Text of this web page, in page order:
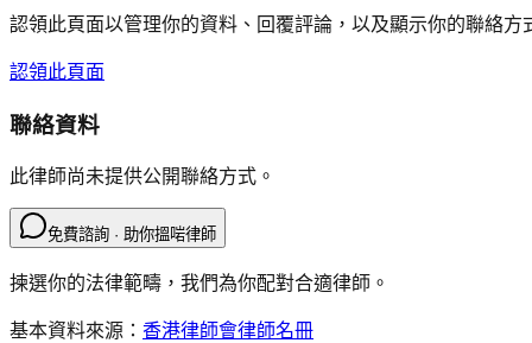
認領此頁面以管理你的資料、回覆評論，以及顯示你的聯絡方
認領此頁面
聯絡資料
此律師尚未提供公開聯絡方式。
免費諮詢 · 助你搵啱律師
揀選你的法律範疇，我們為你配對合適律師。
基本資料來源： 香港律師會律師名冊